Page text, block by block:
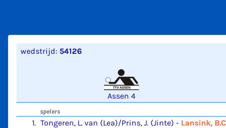
wedstrijd: 54126
Assen 4
spelers
1. Tongeren, L. van (Lea)/Prins, J. (Jinte) - Lansink,